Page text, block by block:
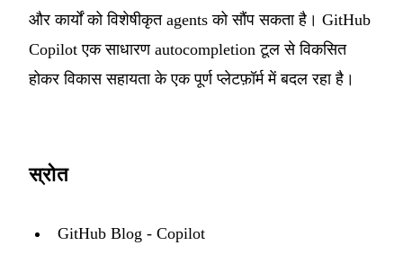
और कार्यों को विशेषीकृत agents को सौंप सकता है। GitHub
Copilot एक साधारण autocompletion टूल से विकसित
होकर विकास सहायता के एक पूर्ण प्लेटफ़ॉर्म में बदल रहा है।
स्रोत
GitHub Blog - Copilot